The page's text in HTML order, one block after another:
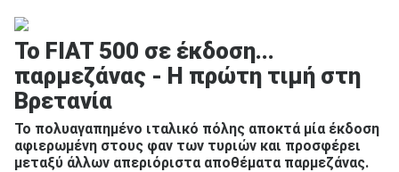
To FIAT 500 σε έκδοση...
παρμεζάνας - Η πρώτη τιμή στη
Βρετανία
Το πολυαγαπημένο ιταλικό πόλης αποκτά μία έκδοση
αφιερωμένη στους φαν των τυριών και προσφέρει
μεταξύ άλλων απεριόριστα αποθέματα παρμεζάνας.